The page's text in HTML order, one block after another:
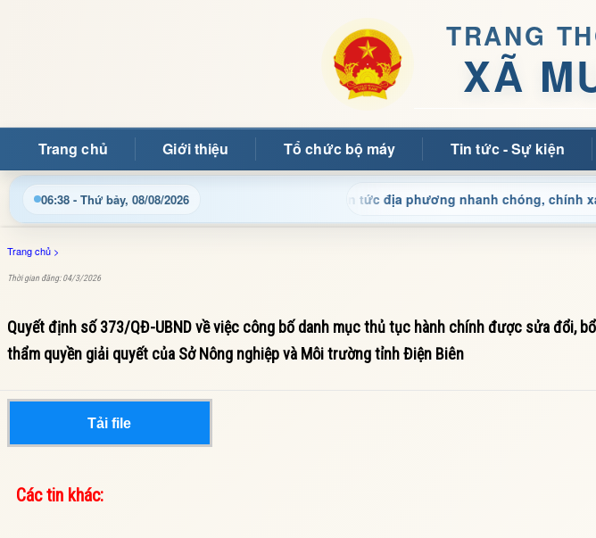
TRANG
XÃ
Trang chủ Giới thiệu Tổ chức bộ máy Tin tức - Sự kiện
06:38 - Thứ bảy, 08/08/2026
thông tin điều hành, thủ tục hành chính và tin tức địa phương nhanh chóng, chính xác
Trang chủ >
Thời gian đăng: 04/3/2026
Quyết định số 373/QĐ-UBND về việc công bố danh mục thủ tục hành chính được sửa đổi,
thẩm quyền giải quyết của Sở Nông nghiệp và Môi trường tỉnh Điện Biên
Tải file
Các tin khác: